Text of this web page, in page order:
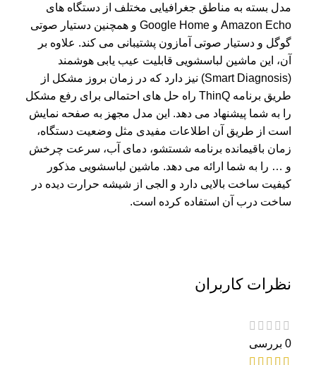
مدل بسته به مناطق جغرافیایی مختلف از دستگاه های
Amazon Echo و Google Home و همچنین دستیار صوتی
گوگل و دستیار صوتی آمازون پشتیبانی می کند. علاوه بر
آن، این ماشین لباسشویی قابلیت عیب یابی هوشمند
(Smart Diagnosis) نیز دارد که در زمان بروز مشکل از
طریق برنامه ThinQ راه حل های احتمالی برای رفع مشکل
را به شما پیشنهاد می دهد. این مدل مجهز به صفحه نمایش
است از طریق آن اطلاعات مفیدی مثل وضعیت دستگاه،
زمان باقیمانده برنامه شستشو، دمای آب، سرعت چرخش
و … را به شما ارائه می دهد. ماشین لباسشویی مذکور
کیفیت ساخت بالایی دارد و الجی از شیشه حرارت دیده در
ساخت درب آن استفاده کرده است.
نظرات کاربران
0 بررسی